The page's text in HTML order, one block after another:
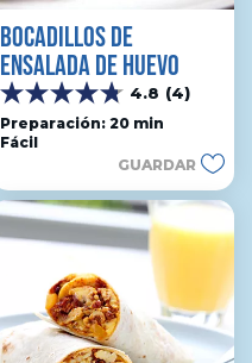
BOCADILLOS DE
ENSALADA DE HUEVO
4.8 (4)
4.8
de
5
4
reseñas
Preparación: 20 min
Fácil
GUARDAR